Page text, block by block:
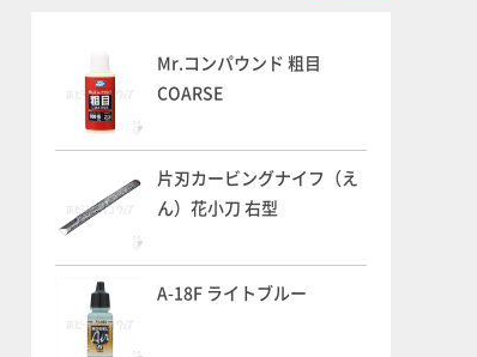
Mr.コンパウンド 粗目
COARSE
片刃カービングナイフ（え
ん）花小刀 右型
A-18F ライトブルー